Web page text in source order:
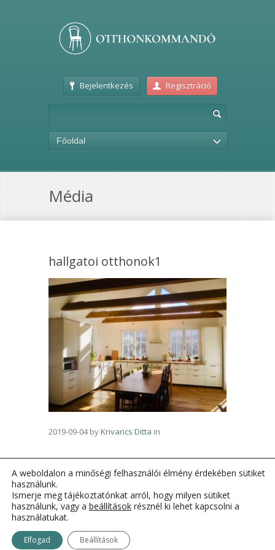
Bejelentkezés Regisztráció
Főoldal
Média
hallgatoi otthonok1
2019-09-04byKrivarics Ditta in
OtthonKommandó © 2011-2021
A weboldalon a minőségi felhasználói élmény érdekében sütiket
használunk.
Ismerje meg tájékoztatónkat arról, hogy milyen sütiket
használunk, vagy a beállítások résznél ki lehet kapcsolni a
használatukat.
Elfogad Beállítások